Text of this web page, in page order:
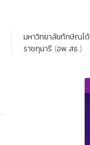
มหาวิทยาลัยทักษิณไ
ราชกุมารี (อพ.สธ.)